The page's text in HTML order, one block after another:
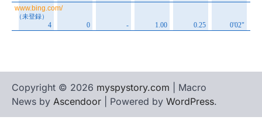
Copyright © 2026 myspystory.com | Macro
News by Ascendoor | Powered by WordPress.